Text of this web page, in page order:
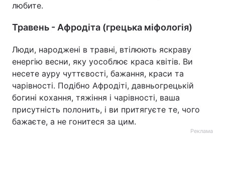
любите.
Травень - Афродіта (грецька міфологія)
Люди, народжені в травні, втілюють яскраву
енергію весни, яку уособлює краса квітів. Ви
несете ауру чуттєвості, бажання, краси та
чарівності. Подібно Афродіті, давньогрецькій
богині кохання, тяжіння і чарівності, ваша
присутність полонить, і ви притягуєте те, чого
бажаєте, а не гонитеся за цим.
Реклама